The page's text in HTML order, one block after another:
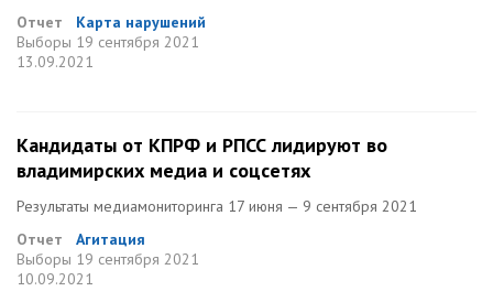
Отчет
Карта нарушений
Выборы 19 сентября 2021
13.09.2021
Кандидаты от КПРФ и РПСС лидируют во
владимирских медиа и соцсетях
Результаты медиамониторинга 17 июня — 9 сентября 2021
Отчет
Агитация
Выборы 19 сентября 2021
10.09.2021